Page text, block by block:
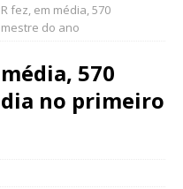
fez, em média, 570
do ano
570
no primeiro